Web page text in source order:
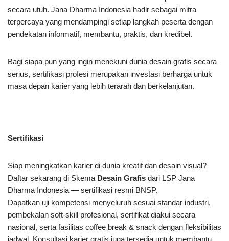
secara utuh. Jana Dharma Indonesia hadir sebagai mitra
terpercaya yang mendampingi setiap langkah peserta dengan
pendekatan informatif, membantu, praktis, dan kredibel.
Bagi siapa pun yang ingin menekuni dunia desain grafis secara
serius, sertifikasi profesi merupakan investasi berharga untuk
masa depan karier yang lebih terarah dan berkelanjutan.
Sertifikasi
Siap meningkatkan karier di dunia kreatif dan desain visual?
Daftar sekarang di Skema Desain Grafis dari LSP Jana
Dharma Indonesia — sertifikasi resmi BNSP.
Dapatkan uji kompetensi menyeluruh sesuai standar industri,
pembekalan soft-skill profesional, sertifikat diakui secara
nasional, serta fasilitas coffee break & snack dengan fleksibilitas
jadwal. Konsultasi karier gratis juga tersedia untuk membantu